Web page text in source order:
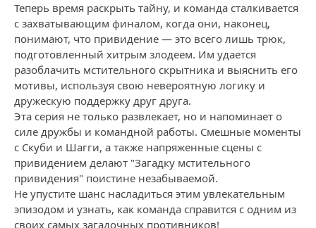
Теперь время раскрыть тайну, и команда сталкивается
с захватывающим финалом, когда они, наконец,
понимают, что привидение — это всего лишь трюк,
подготовленный хитрым злодеем. Им удается
разоблачить мстительного скрытника и выяснить его
мотивы, используя свою невероятную логику и
дружескую поддержку друг друга.
Эта серия не только развлекает, но и напоминает о
силе дружбы и командной работы. Смешные моменты
с Скуби и Шагги, а также напряженные сцены с
привидением делают "Загадку мстительного
привидения" поистине незабываемой.
Не упустите шанс насладиться этим увлекательным
эпизодом и узнать, как команда справится с одним из
своих самых загадочных противников!